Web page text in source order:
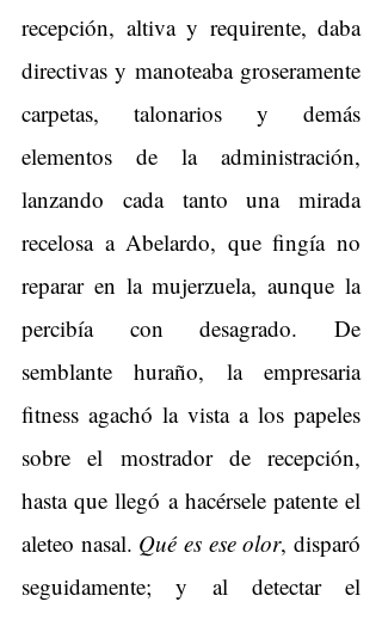
recepción, altiva y requirente, daba
directivas y manoteaba groseramente
carpetas, talonarios y demás
elementos de la administración,
lanzando cada tanto una mirada
recelosa a Abelardo, que fingía no
reparar en la mujerzuela, aunque la
percibía con desagrado. De
semblante huraño, la empresaria
fitness agachó la vista a los papeles
sobre el mostrador de recepción,
hasta que llegó a hacérsele patente el
aleteo nasal. Qué es ese olor, disparó
seguidamente; y al detectar el